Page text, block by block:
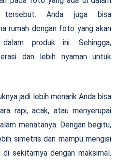
tersebut. Anda juga bisa
rumah dengan foto yang akan
produk ini. Sehingga,
dan lebih nyaman untuk
jadi lebih menarik Anda bisa
rapi, acak, atau menyerupai
menatanya. Dengan begitu,
simetris dan mampu mengisi
di sekitarnya dengan maksimal.